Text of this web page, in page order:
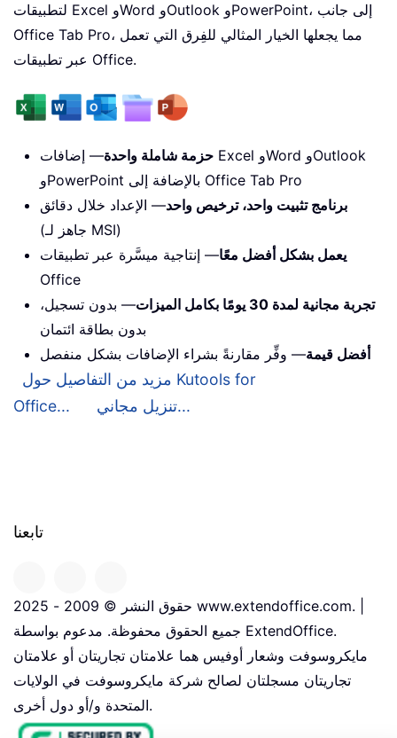
لتطبيقات Excel وWord وOutlook وPowerPoint، إلى جانب
Office Tab Pro، مما يجعلها الخيار المثالي للفِرق التي تعمل
عبر تطبيقات Office.
حزمة شاملة واحدة— إضافات Excel وWord وOutlook
وPowerPoint بالإضافة إلى Office Tab Pro
برنامج تثبيت واحد، ترخيص واحد— الإعداد خلال دقائق
(جاهز لـ MSI)
يعمل بشكل أفضل معًا— إنتاجية ميسَّرة عبر تطبيقات
Office
تجربة مجانية لمدة 30 يومًا بكامل الميزات
— بدون تسجيل،
بدون بطاقة ائتمان
أفضل قيمة— وفِّر مقارنةً بشراء الإضافات بشكل منفصل
مزيد من التفاصيل حول Kutools for
Office...
تنزيل مجاني...
تابعنا
حقوق النشر © 2009 - 2025 www.extendoffice.com. |
جميع الحقوق محفوظة. مدعوم بواسطة ExtendOffice.
مايكروسوفت وشعار أوفيس هما علامتان تجاريتان أو علامتان
تجاريتان مسجلتان لصالح شركة مايكروسوفت في الولايات
المتحدة و/أو دول أخرى.